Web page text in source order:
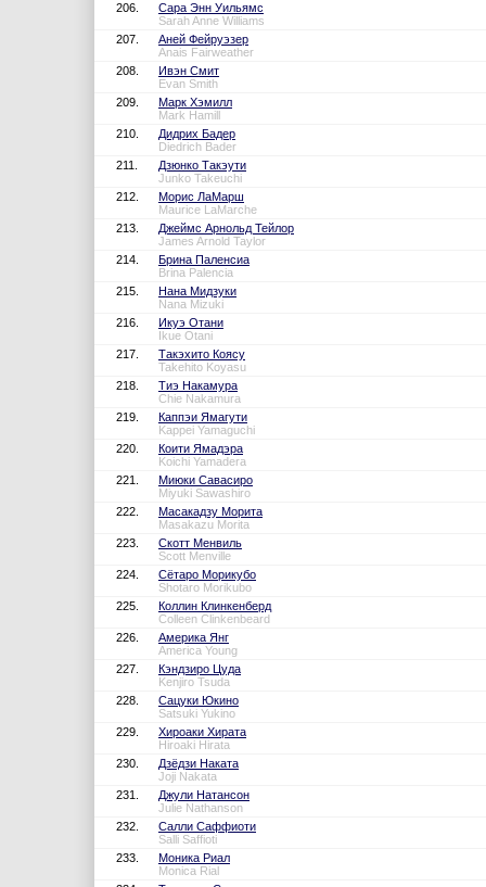
206.
Сара Энн Уильямс
Sarah Anne Williams
207.
Аней Фейруэзер
Anais Fairweather
208.
Ивэн Смит
Evan Smith
209.
Марк Хэмилл
Mark Hamill
210.
Дидрих Бадер
Diedrich Bader
211.
Дзюнко Такэути
Junko Takeuchi
212.
Морис ЛаМарш
Maurice LaMarche
213.
Джеймс Арнольд Тейлор
James Arnold Taylor
214.
Брина Паленсиа
Brina Palencia
215.
Нана Мидзуки
Nana Mizuki
216.
Икуэ Отани
Ikue Otani
217.
Такэхито Коясу
Takehito Koyasu
218.
Тиэ Накамура
Chie Nakamura
219.
Каппэи Ямагути
Kappei Yamaguchi
220.
Коити Ямадэра
Koichi Yamadera
221.
Миюки Савасиро
Miyuki Sawashiro
222.
Масакадзу Морита
Masakazu Morita
223.
Скотт Менвиль
Scott Menville
224.
Сётаро Морикубо
Shotaro Morikubo
225.
Коллин Клинкенберд
Colleen Clinkenbeard
226.
Америка Янг
America Young
227.
Кэндзиро Цуда
Kenjiro Tsuda
228.
Сацуки Юкино
Satsuki Yukino
229.
Хироаки Хирата
Hiroaki Hirata
230.
Дзёдзи Наката
Joji Nakata
231.
Джули Натансон
Julie Nathanson
232.
Салли Саффиоти
Salli Saffioti
233.
Моника Риал
Monica Rial